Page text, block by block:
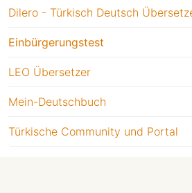
Dilero - Türkisch Deutsch
Einbürgerungstest
LEO Übersetzer
Mein-Deutschbuch
Türkische Community und Portal